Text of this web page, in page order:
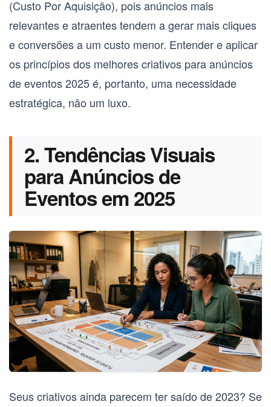
(Custo Por Aquisição), pois anúncios mais
relevantes e atraentes tendem a gerar mais cliques
e conversões a um custo menor. Entender e aplicar
os princípios dos melhores criativos para anúncios
de eventos 2025é, portanto, uma necessidade
estratégica, não um luxo.
2. Tendências Visuais
para Anúncios de
Eventos em 2025
Seus criativos ainda parecem ter saído de 2023? Se